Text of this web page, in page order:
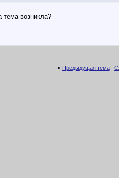
возникла?
« Предыдущая тема|